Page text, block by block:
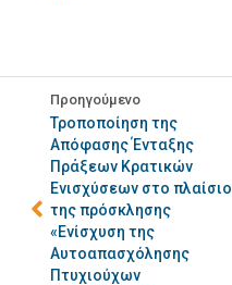
Προηγούμενο
Τροποποίηση της
Απόφασης Ένταξης
Πράξεων Κρατικών
Ενισχύσεων στο πλαίσιο
της πρόσκλησης
«Ενίσχυση της
Αυτοαπασχόλησης
Πτυχιούχων